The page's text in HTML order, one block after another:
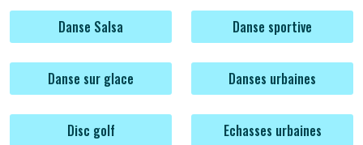
Danse Salsa Danse sportive
Danse sur glace Danses urbaines
Disc golf Echasses urbaines